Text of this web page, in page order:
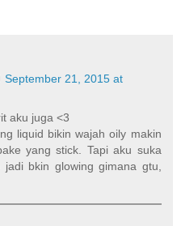
September 21, 2015 at
aku juga <3
liquid bikin wajah oily makin
yang stick. Tapi aku suka
bkin glowing gimana gtu,